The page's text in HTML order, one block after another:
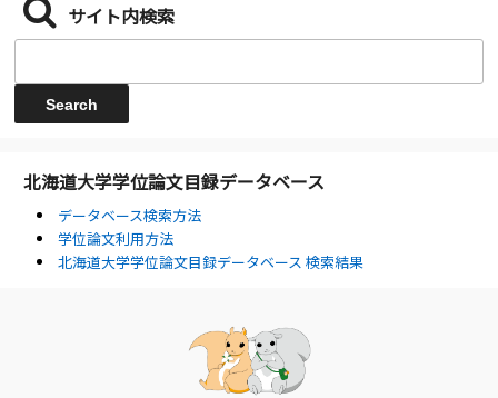
サイト内検索
北海道大学学位論文目録データベース
データベース検索方法
学位論文利用方法
北海道大学学位論文目録データベース 検索結果